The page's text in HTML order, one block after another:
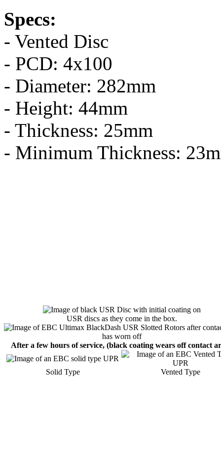
Specs:
- Vented Disc
- PCD: 4x100
- Diameter: 282mm
- Height: 44mm
- Thickness: 25mm
- Minimum Thickness:
USR discs as they come in the box.
After a few hours of service, (black coating wears off contact
Solid Type Vented Type